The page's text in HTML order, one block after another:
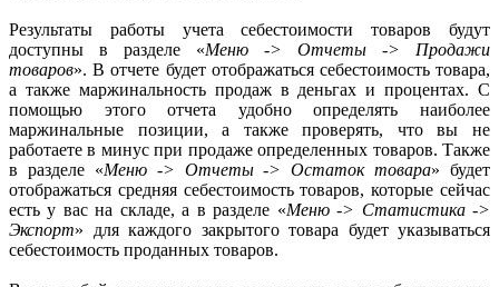
Результаты работы учета себестоимости товаров будут
доступны в разделе «Меню -> Отчеты -> Продажи
товаров». В отчете будет отображаться себестоимость товара,
а также маржинальность продаж в деньгах и процентах. С
помощью этого отчета удобно определять наиболее
маржинальные позиции, а также проверять, что вы не
работаете в минус при продаже определенных товаров. Также
в разделе «Меню -> Отчеты -> Остаток товара» будет
отображаться средняя себестоимость товаров, которые сейчас
есть у вас на складе, а в разделе «Меню -> Статистика ->
Экспорт» для каждого закрытого товара будет указываться
себестоимость проданных товаров.